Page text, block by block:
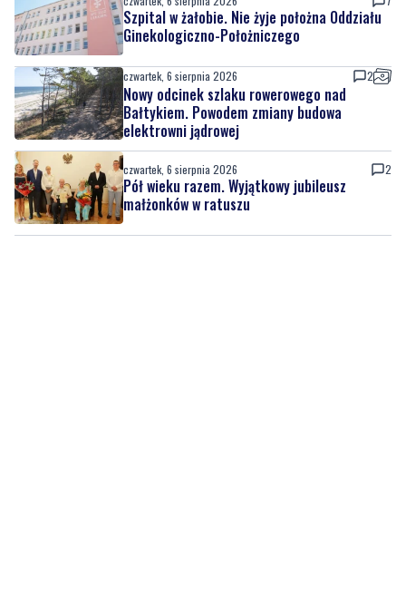
czwartek, 6 sierpnia 2026 2
Nowy odcinek szlaku rowerowego nad
Bałtykiem. Powodem zmiany budowa
elektrowni jądrowej
czwartek, 6 sierpnia 2026
Pół wieku razem. Wyjątkowy jubileusz
małżonków w ratuszu